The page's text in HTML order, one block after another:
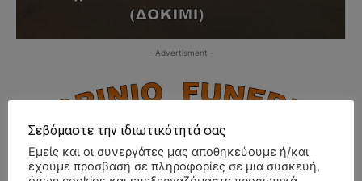
- Advertisment -
Σεβόμαστε την ιδιωτικότητά σας
Εμείς και οι συνεργάτες μας αποθηκεύουμε ή/και
έχουμε πρόσβαση σε πληροφορίες σε μια συσκευή,